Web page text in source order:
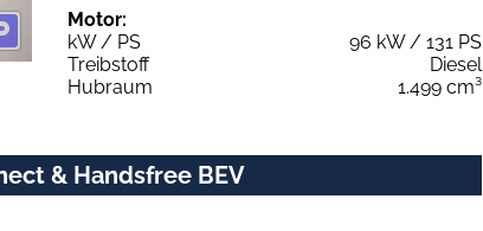
Motor:
kW / PS
96 kW / 131 PS
Treibstoff
Diesel
Hubraum
1.499 cm³
& Handsfree BEV